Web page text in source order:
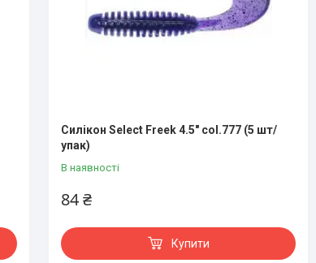
Силікон Select Freek 4.5" col.777 (5 шт/
упак)
В наявності
84 ₴
Купити